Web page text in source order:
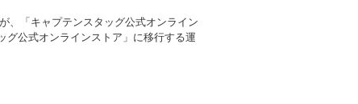
、「キャプテンスタッグ公式オンライン
グ公式オンラインストア」に移行する運